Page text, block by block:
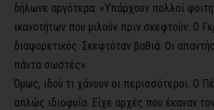
δήλωνε αργότερα: «Υπάρχουν πολλοί
ικανοτήτων που μιλούν πριν σκεφτούν. Ο
διαφορετικός. Σκεφτόταν βαθιά. Οι
πάντα σωστές».
Όμως, ιδού τι χάνουν οι περισσότεροι. Ο
απλώς ιδιοφυΐα. Είχε αρχές που έκαναν